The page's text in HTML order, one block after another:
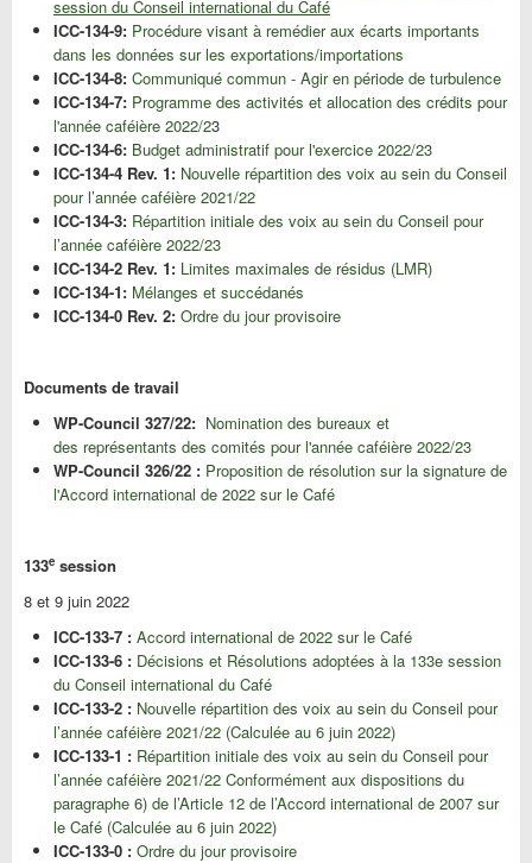
session du Conseil international du Café
ICC-134-9: Procédure visant à remédier aux écarts importants
dans les données sur les exportations/importations
ICC-134-8: Communiqué commun - Agir en période de turbulence
ICC-134-7: Programme des activités et allocation des crédits pour
l'année caféière 2022/23
ICC-134-6: Budget administratif pour l'exercice 2022/23
ICC-134-4 Rev. 1: Nouvelle répartition des voix au sein du Conseil
pour l’année caféière 2021/22
ICC-134-3: Répartition initiale des voix au sein du Conseil pour
l’année caféière 2022/23
ICC-134-2 Rev. 1: Limites maximales de résidus (LMR)
ICC-134-1: Mélanges et succédanés
ICC-134-0 Rev. 2: Ordre du jour provisoire
Documents de travail
WP-Council 327/22: Nomination des bureaux et
des représentants des comités pour l'année caféière 2022/23
WP-Council 326/22 : Proposition de résolution sur la signature de
l'Accord international de 2022 sur le Café
133e session
8 et 9 juin 2022
ICC-133-7 : Accord international de 2022 sur le Café
ICC-133-6 : Décisions et Résolutions adoptées à la 133e session
du Conseil international du Café
ICC-133-2 : Nouvelle répartition des voix au sein du Conseil pour
l’année caféière 2021/22 (Calculée au 6 juin 2022)
ICC-133-1 : Répartition initiale des voix au sein du Conseil pour
l’année caféière 2021/22 Conformément aux dispositions du
paragraphe 6) de l’Article 12 de l’Accord international de 2007 sur
le Café (Calculée au 6 juin 2022)
ICC-133-0 : Ordre du jour provisoire